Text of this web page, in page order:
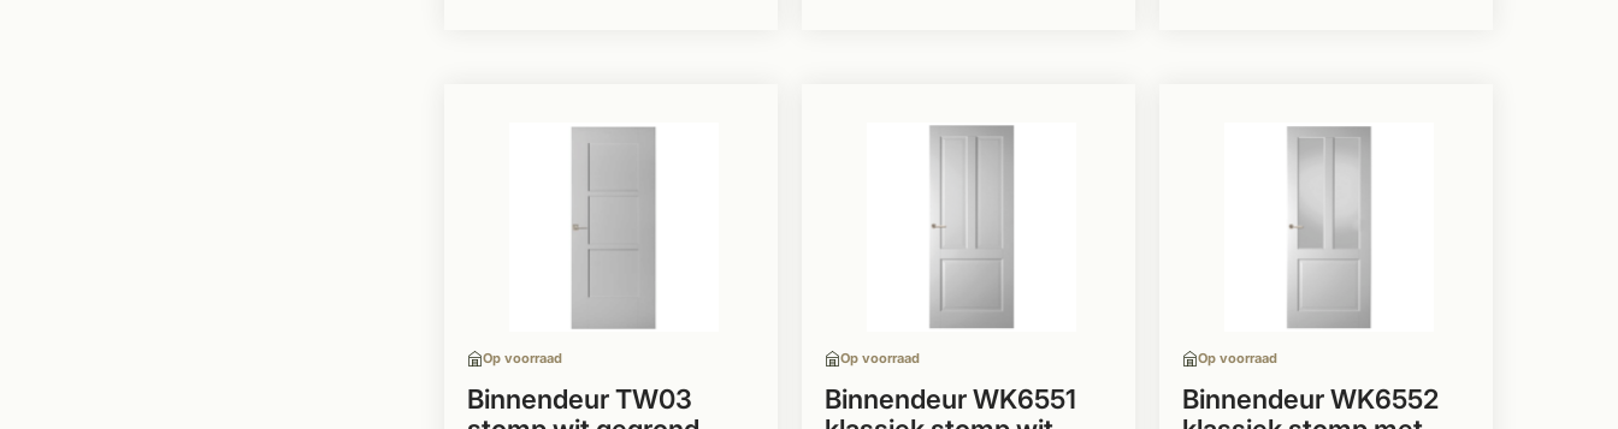
Op voorraad
Binnendeur TW03
Op voorraad
Binnendeur WK6551
Op voorraad
Binnendeur WK6552